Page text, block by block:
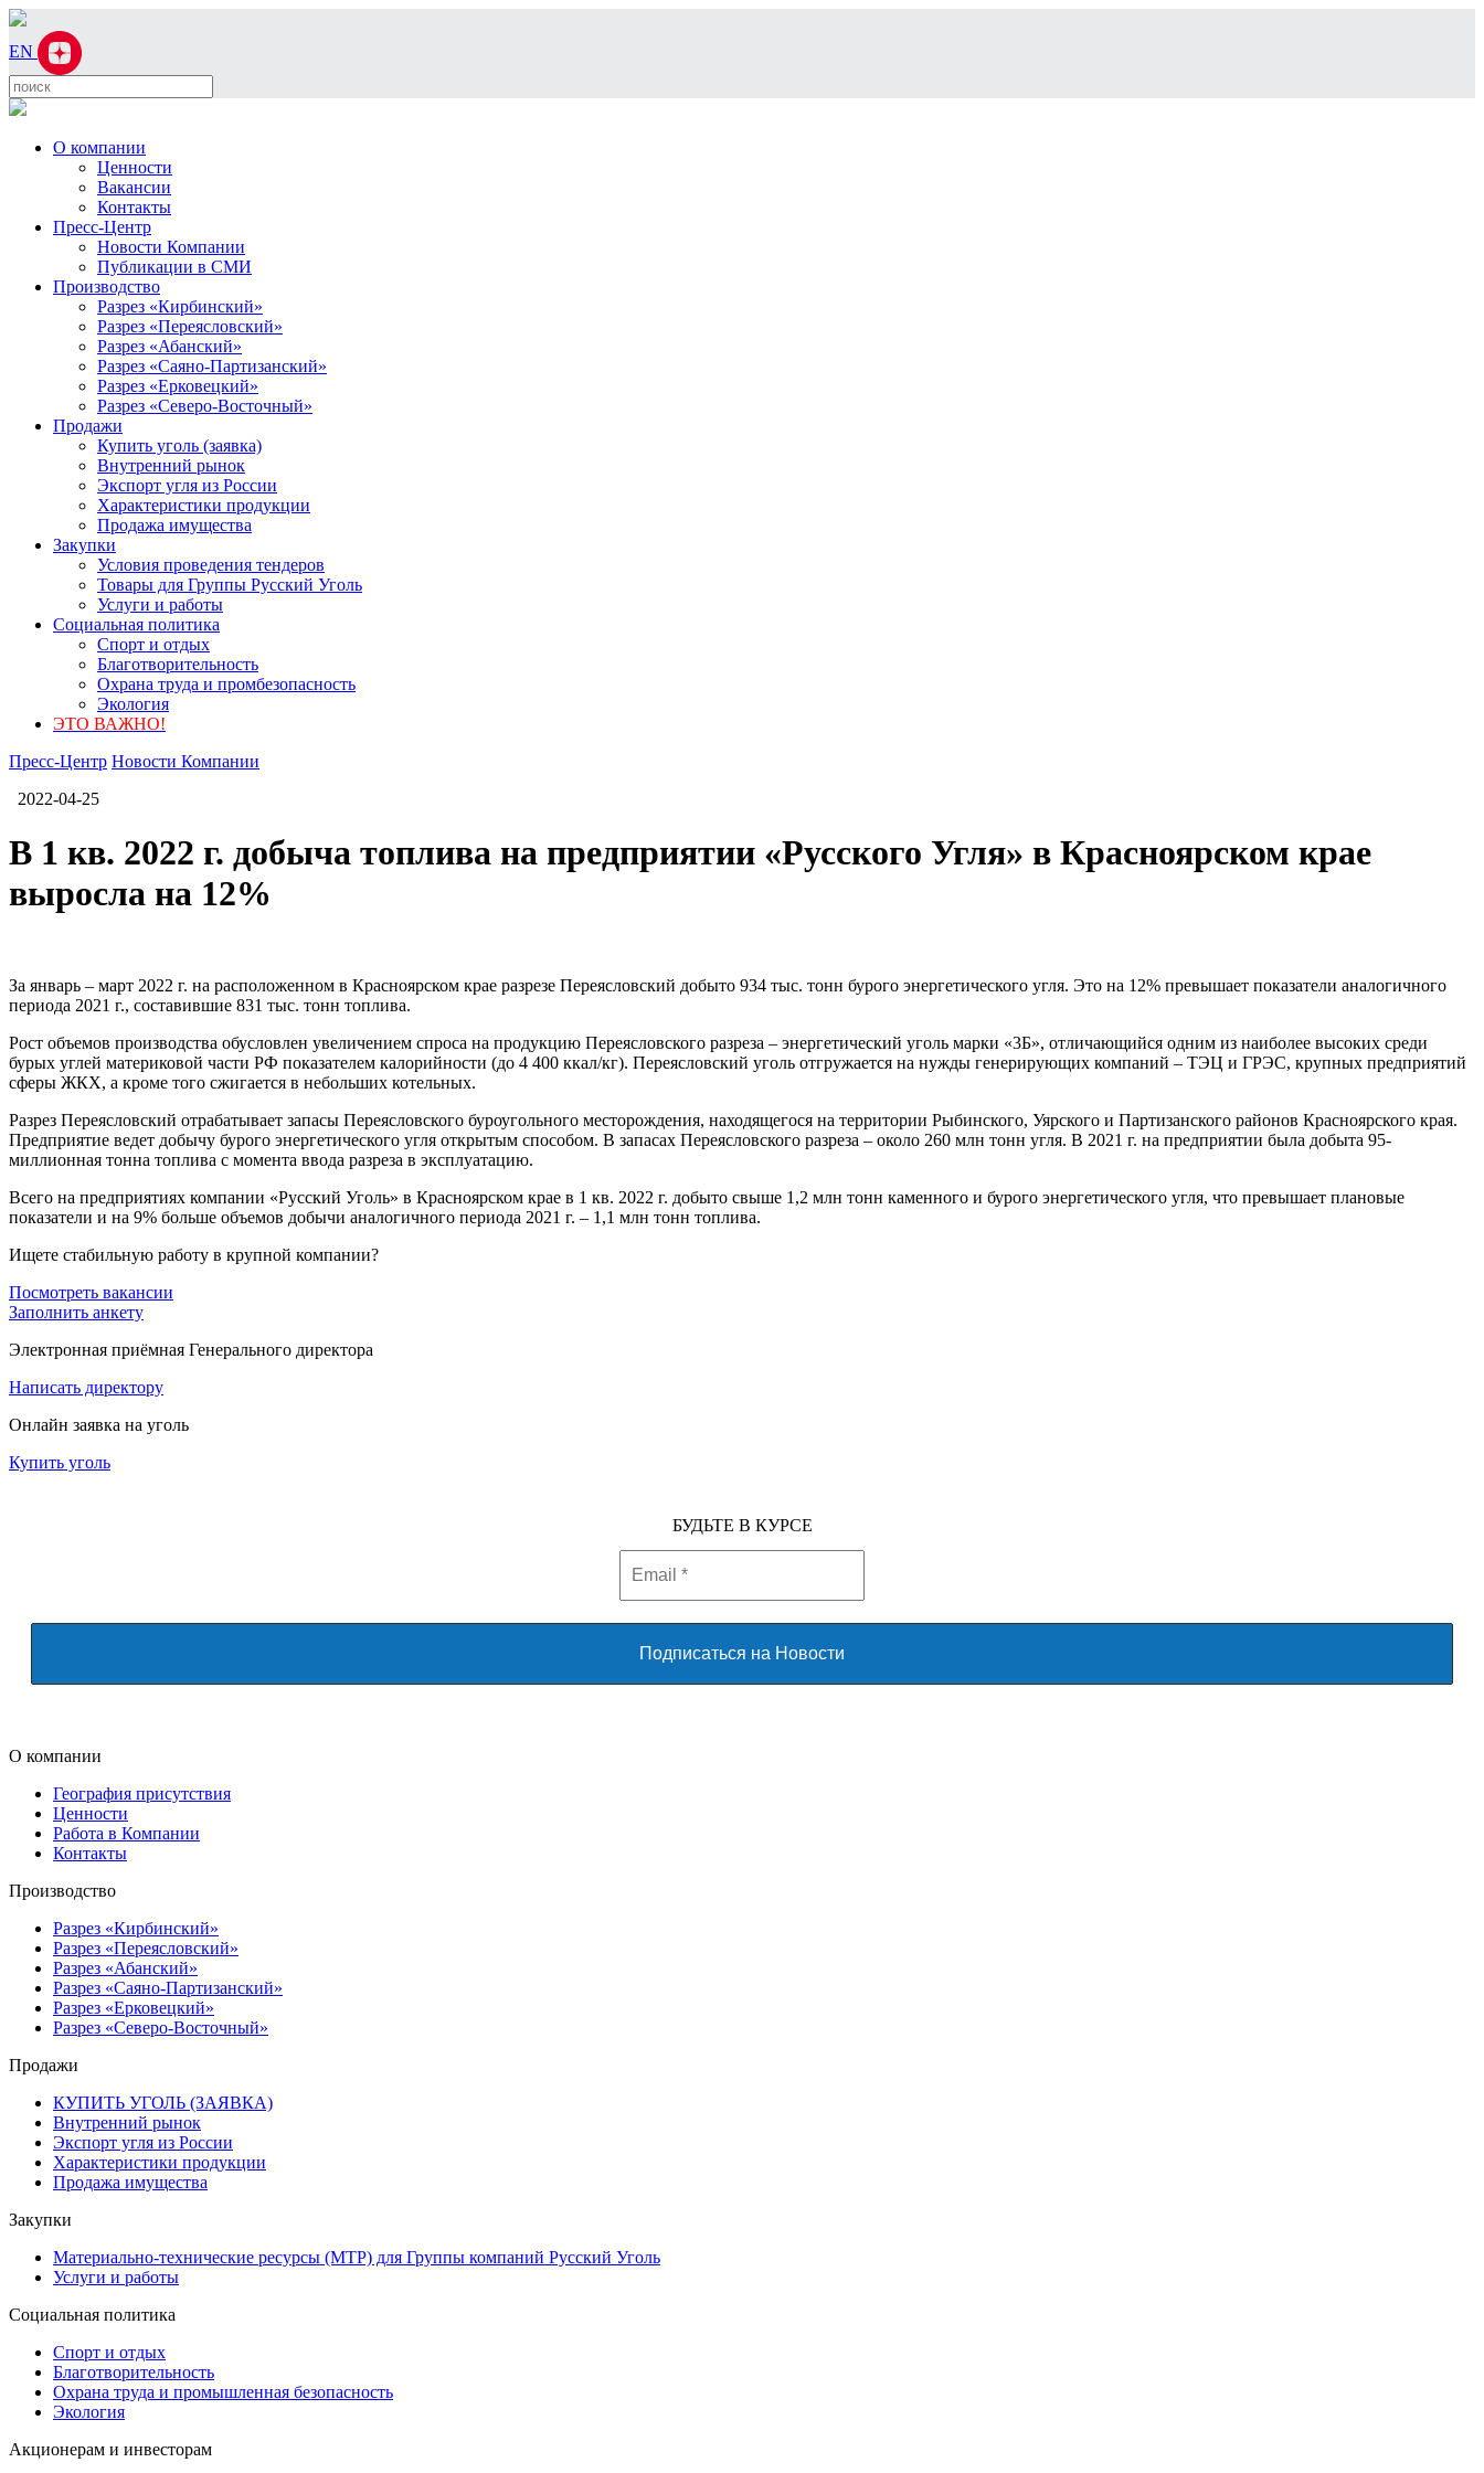
EN
О компании
Ценности
Вакансии
Контакты
Пресс-Центр
Новости Компании
Публикации в СМИ
Производство
Разрез «Кирбинский»
Разрез «Переясловский»
Разрез «Абанский»
Разрез «Саяно-Партизанский»
Разрез «Ерковецкий»
Разрез «Северо-Восточный»
Продажи
Купить уголь (заявка)
Внутренний рынок
Экспорт угля из России
Характеристики продукции
Продажа имущества
Закупки
Условия проведения тендеров
Товары для Группы Русский Уголь
Услуги и работы
Социальная политика
Спорт и отдых
Благотворительность
Охрана труда и промбезопасность
Экология
ЭТО ВАЖНО!
Пресс-Центр Новости Компании
2022-04-25
В 1 кв. 2022 г. добыча топлива на предприятии «Русского Угля» в Красноярском крае
выросла на 12%
За январь – март 2022 г. на расположенном в Красноярском крае разрезе Переясловский добыто 934 тыс. тонн бурого энергетического угля. Это на 12% превышает показатели аналогичного
периода 2021 г., составившие 831 тыс. тонн топлива.
Рост объемов производства обусловлен увеличением спроса на продукцию Переясловского разреза – энергетический уголь марки «3Б», отличающийся одним из наиболее высоких среди
бурых углей материковой части РФ показателем калорийности (до 4 400 ккал/кг). Переясловский уголь отгружается на нужды генерирующих компаний – ТЭЦ и ГРЭС, крупных предприятий
сферы ЖКХ, а кроме того сжигается в небольших котельных.
Разрез Переясловский отрабатывает запасы Переясловского буроугольного месторождения, находящегося на территории Рыбинского, Уярского и Партизанского районов Красноярского края.
Предприятие ведет добычу бурого энергетического угля открытым способом. В запасах Переясловского разреза – около 260 млн тонн угля. В 2021 г. на предприятии была добыта 95-
миллионная тонна топлива с момента ввода разреза в эксплуатацию.
Всего на предприятиях компании «Русский Уголь» в Красноярском крае в 1 кв. 2022 г. добыто свыше 1,2 млн тонн каменного и бурого энергетического угля, что превышает плановые
показатели и на 9% больше объемов добычи аналогичного периода 2021 г. – 1,1 млн тонн топлива.
Ищете стабильную работу в крупной компании?
Посмотреть вакансии
Заполнить анкету
Электронная приёмная Генерального директора
Написать директору
Онлайн заявка на уголь
Купить уголь
БУДЬТЕ В КУРСЕ
О компании
География присутствия
Ценности
Работа в Компании
Контакты
Производство
Разрез «Кирбинский»
Разрез «Переясловский»
Разрез «Абанский»
Разрез «Саяно-Партизанский»
Разрез «Ерковецкий»
Разрез «Северо-Восточный»
Продажи
КУПИТЬ УГОЛЬ (ЗАЯВКА)
Внутренний рынок
Экспорт угля из России
Характеристики продукции
Продажа имущества
Закупки
Материально-технические ресурсы (МТР) для Группы компаний Русский Уголь
Услуги и работы
Социальная политика
Спорт и отдых
Благотворительность
Охрана труда и промышленная безопасность
Экология
Акционерам и инвесторам